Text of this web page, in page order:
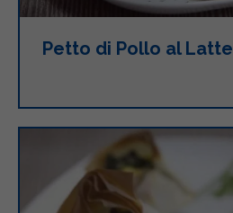
Petto di Pollo al Latte